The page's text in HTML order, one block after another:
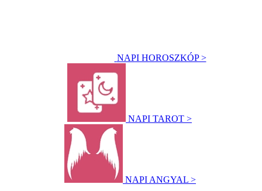
NAPI HOROSZKÓP >
NAPI TAROT >
NAPI ANGYAL >